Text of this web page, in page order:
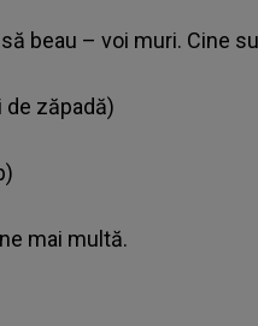
beau – voi muri. Cine
de zăpadă)
mai multă.